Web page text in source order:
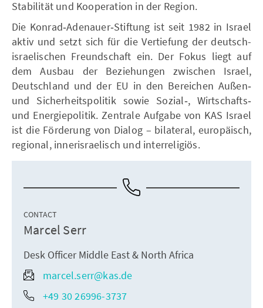
Stabilität und Kooperation in der Region.
Die Konrad‑Adenauer‑Stiftung ist seit 1982 in Israel
aktiv und setzt sich für die Vertiefung der deutsch-
israelischen Freundschaft ein. Der Fokus liegt auf
dem Ausbau der Beziehungen zwischen Israel,
Deutschland und der EU in den Bereichen Außen‑
und Sicherheitspolitik sowie Sozial‑, Wirtschafts‑
und Energiepolitik. Zentrale Aufgabe von KAS Israel
ist die Förderung von Dialog – bilateral, europäisch,
regional, innerisraelisch und interreligiös.
CONTACT
Marcel Serr
Desk Officer Middle East & North Africa
marcel.serr@kas.de
+49 30 26996-3737